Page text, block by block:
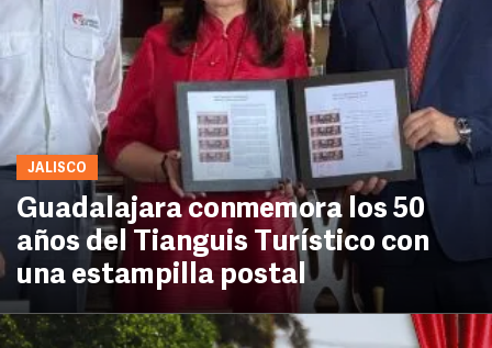
JALISCO
Guadalajara conmemora los 50
años del Tianguis Turístico con
una estampilla postal